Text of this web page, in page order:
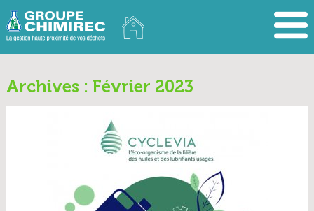
Archives : Février 2023